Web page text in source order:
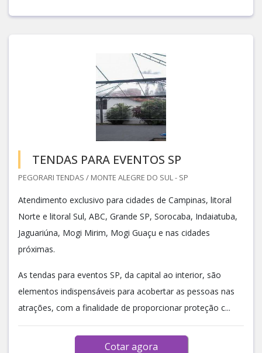
TENDAS PARA EVENTOS SP
PEGORARI TENDAS / MONTE ALEGRE DO SUL - SP
Atendimento exclusivo para cidades de Campinas, litoral
Norte e litoral Sul, ABC, Grande SP, Sorocaba, Indaiatuba,
Jaguariúna, Mogi Mirim, Mogi Guaçu e nas cidades
próximas.
As tendas para eventos SP, da capital ao interior, são
elementos indispensáveis para acobertar as pessoas nas
atrações, com a finalidade de proporcionar proteção c...
Cotar agora